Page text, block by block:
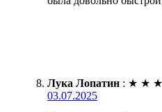
Лука Лопатин : ★ ★ ★
03.07.2025